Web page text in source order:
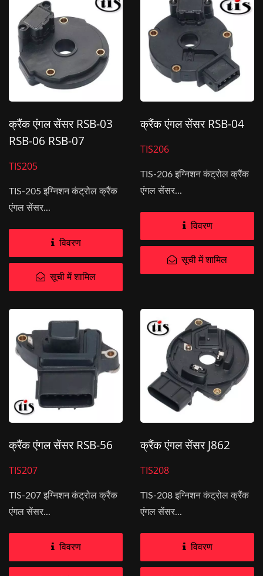
क्रैंक एंगल सेंसर RSB-03
RSB-06 RSB-07
TIS205
TIS-205 इग्निशन कंट्रोल क्रैंक
एंगल सेंसर...
विवरण
सूची में शामिल
क्रैंक एंगल सेंसर RSB-04
TIS206
TIS-206 इग्निशन कंट्रोल क्रैंक
एंगल सेंसर...
विवरण
सूची में शामिल
क्रैंक एंगल सेंसर RSB-56
TIS207
TIS-207 इग्निशन कंट्रोल क्रैंक
एंगल सेंसर...
विवरण
क्रैंक एंगल सेंसर J862
TIS208
TIS-208 इग्निशन कंट्रोल क्रैंक
एंगल सेंसर...
विवरण